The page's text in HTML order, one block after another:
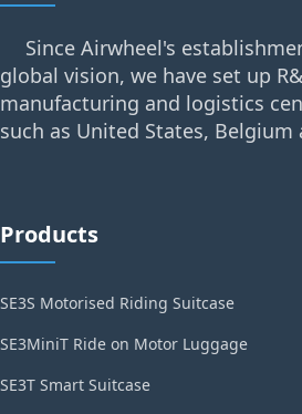
Since Airwheel's
global vision, we have set up
manufacturing and logistics
such as United States, Belgium
Products
SE3S Motorised Riding Suitcase
SE3MiniT Ride on Motor Luggage
SE3T Smart Suitcase